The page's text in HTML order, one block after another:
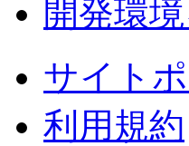
開発環
サイト
利用規約